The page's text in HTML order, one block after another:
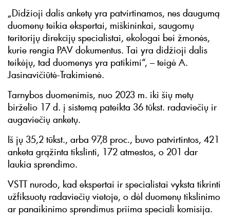
„Didžioji dalis anketų yra patvirtinamos, nes daugumą
duomenų teikia ekspertai, miškininkai, saugomų
teritorijų direkcijų specialistai, ekologai bei žmonės,
kurie rengia PAV dokumentus. Tai yra didžioji dalis
teikėjų, tad duomenys yra patikimi“, – teigė A.
Jasinavičiūtė-Trakimienė.
Tarnybos duomenimis, nuo 2023 m. iki šių metų
birželio 17 d. į sistemą pateikta 36 tūkst. radaviečių ir
augaviečių anketų.
Iš jų 35,2 tūkst., arba 97,8 proc., buvo patvirtintos, 421
anketa grąžinta tikslinti, 172 atmestos, o 201 dar
laukia sprendimo.
VSTT nurodo, kad ekspertai ir specialistai vyksta tikrinti
užfiksuotų radaviečių vietoje, o dėl duomenų tikslinimo
ar panaikinimo sprendimus priima speciali komisija.